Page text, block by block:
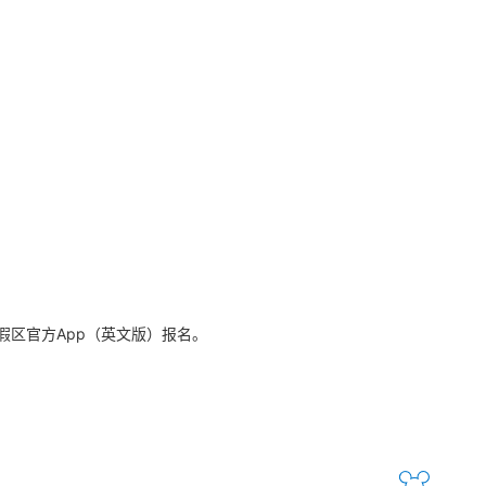
官方App（英文版）报名。